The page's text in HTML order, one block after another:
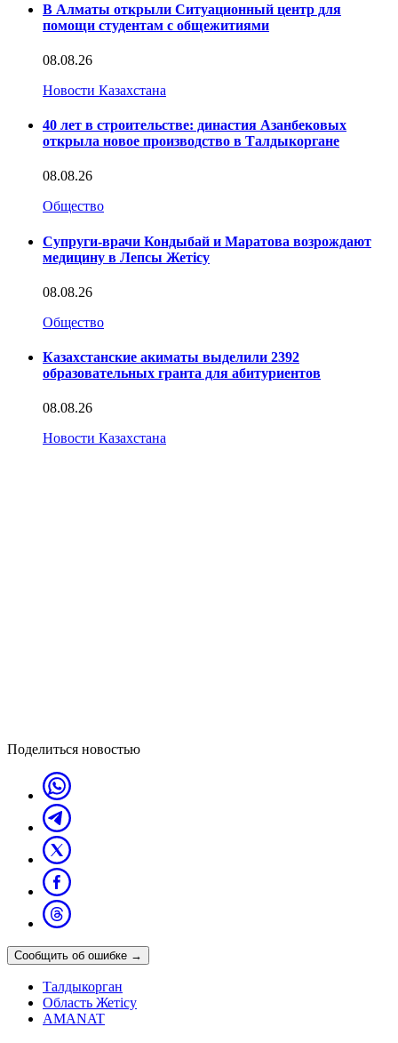
В Алматы открыли Ситуационный центр для
помощи студентам с общежитиями
08.08.26
Новости Казахстана
40 лет в строительстве: династия Азанбековых
открыла новое производство в Талдыкоргане
08.08.26
Общество
Супруги-врачи Кондыбай и Маратова возрождают
медицину в Лепсы Жетісу
08.08.26
Общество
Казахстанские акиматы выделили 2392
образовательных гранта для абитуриентов
08.08.26
Новости Казахстана
Поделиться новостью
Сообщить об ошибке →
Талдыкорган
Область Жетісу
AMANAT